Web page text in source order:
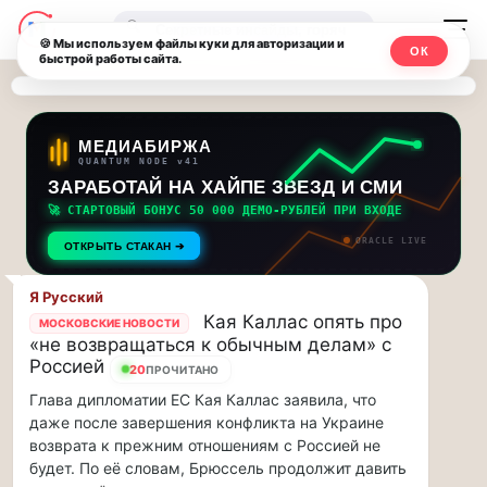
Последние
новости
и
обновления
потока:
Друзья,
приглашаем
на
музыкальную
прогулку
по
Москве
Чайковского!…
Друзья,
приглашаем
на
музыкальную
Москвичи.net
—
Главный
столичный
чат-
мессенджер,
новости
и
инсайды
Москвы
🔍
МЕДИАБИРЖА
QUANTUM NODE v41
ЗАРАБОТАЙ НА ХАЙПЕ ЗВЕЗД И СМИ
🚀 СТАРТОВЫЙ БОНУС 50 000 ДЕМО-РУБЛЕЙ ПРИ ВХОДЕ
ОТКРЫТЬ СТАКАН ➔ ORACLE LIVE
Я Русский
МОСКОВСКИЕ НОВОСТИ
Кая Каллас опять про
«не возвращаться к обычным делам» с
Россией
20ПРОЧИТАНО
Глава дипломатии ЕС Кая Каллас заявила, что
даже после завершения конфликта на Украине
возврата к прежним отношениям с Россией не
будет. По её словам, Брюссель продолжит давить
🍪 Мы используем файлы куки для авторизации и
быстрой работы сайта.
ОК